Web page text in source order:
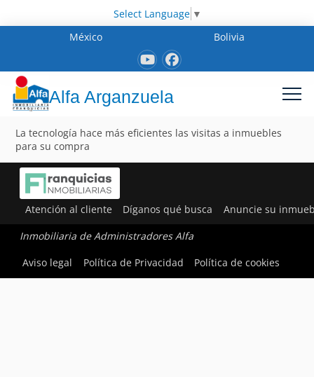
Select Language ▼
México
Bolivia
Alfa Arganzuela
La tecnología hace más eficientes las visitas a inmuebles
para su compra
Atención al cliente Díganos qué busca Anuncie su
Inmobiliaria de Administradores Alfa
Aviso legal
Política de Privacidad Política de cookies